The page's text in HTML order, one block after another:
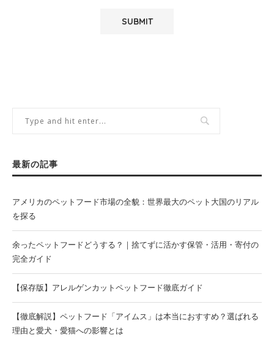
最新の記事
アメリカのペットフード市場の全貌：世界最大のペット大国のリアル
を探る
余ったペットフードどうする？｜捨てずに活かす保管・活用・寄付の
完全ガイド
【保存版】アレルゲンカットペットフード徹底ガイド
【徹底解説】ペットフード「アイムス」は本当におすすめ？選ばれる
理由と愛犬・愛猫への影響とは